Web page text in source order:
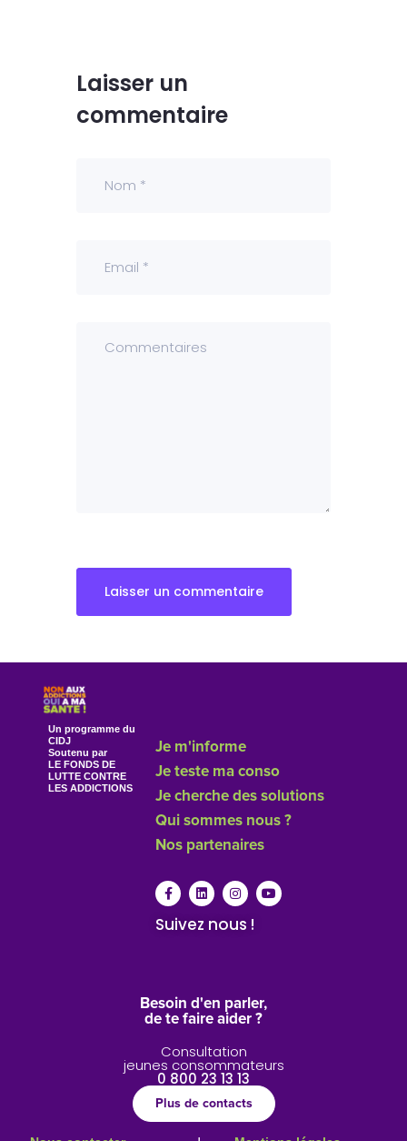
Laisser un
commentaire
Un programme du
CIDJ
Soutenu par
LE FONDS DE
LUTTE CONTRE
LES ADDICTIONS
Je m'informe
Je teste ma conso
Je cherche des solutions
Qui sommes nous ?
Nos partenaires
Suivez nous !
Besoin d'en parler,
de te faire aider ?
Consultation
jeunes consommateurs
0 800 23 13 13
Plus de contacts